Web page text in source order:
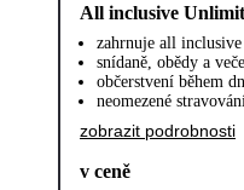
All inclusive
zahrnuje all
snídaně, obědy a
občerstvení během
neomezené
zobrazit podrobnosti
v ceně